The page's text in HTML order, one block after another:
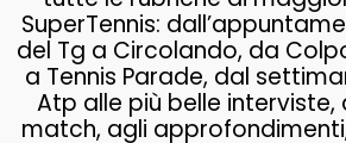
SuperTennis:
del Tg a Circolando, da
a Tennis Parade, dal
Atp alle più belle interviste,
match, agli